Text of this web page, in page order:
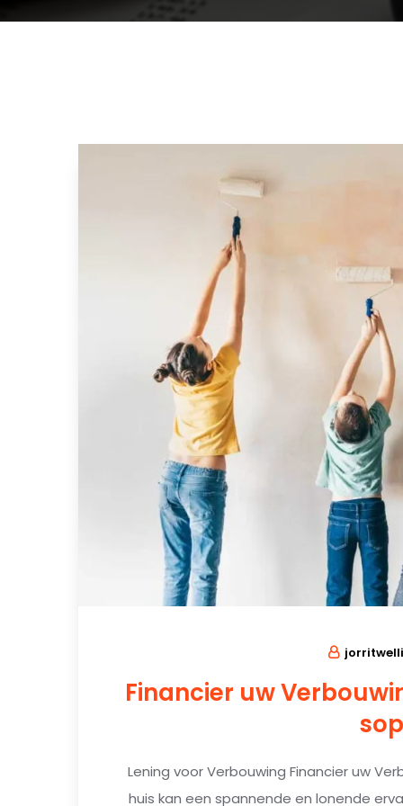
Financier uw
Lening voor Verbouwing Financier uw
huis kan een spannende en lonende